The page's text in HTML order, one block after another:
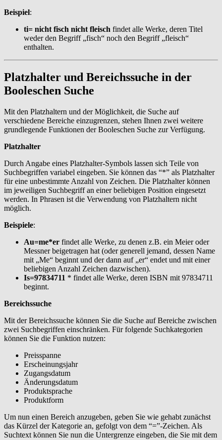
Beispiel:
ti= nicht fisch nicht fleisch findet alle Werke, deren Titel
weder den Begriff „fisch“ noch den Begriff „fleisch“
enthalten.
Platzhalter und Bereichssuche in der
Booleschen Suche
Mit den Platzhaltern und der Möglichkeit, die Suche auf
verschiedene Bereiche einzugrenzen, stehen Ihnen zwei weitere
grundlegende Funktionen der Booleschen Suche zur Verfügung.
Platzhalter
Durch Angabe eines Platzhalter-Symbols lassen sich Teile von
Suchbegriffen variabel eingeben. Sie können das “*” als Platzhalter
für eine unbestimmte Anzahl von Zeichen. Die Platzhalter können
im jeweiligen Suchbegriff an einer beliebigen Position eingesetzt
werden. In Phrasen ist die Verwendung von Platzhaltern nicht
möglich.
Beispiele:
Au=me*er findet alle Werke, zu denen z.B. ein Meier oder
Messner beigetragen hat (oder generell jemand, dessen Name
mit „Me“ beginnt und der dann auf „er“ endet und mit einer
beliebigen Anzahl Zeichen dazwischen).
Is=97834711 * findet alle Werke, deren ISBN mit 97834711
beginnt.
Bereichssuche
Mit der Bereichssuche können Sie die Suche auf Bereiche zwischen
zwei Suchbegriffen einschränken. Für folgende Suchkategorien
können Sie die Funktion nutzen:
Preisspanne
Erscheinungsjahr
Zugangsdatum
Änderungsdatum
Produktsprache
Produktform
Um nun einen Bereich anzugeben, geben Sie wie gehabt zunächst
das Kürzel der Kategorie an, gefolgt von dem “=”-Zeichen. Als
Suchtext können Sie nun die Untergrenze eingeben, die Sie mit dem